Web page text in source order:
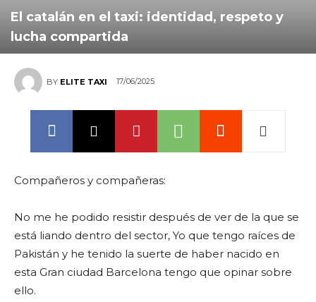
El catalán en el taxi: identidad, respeto y
lucha compartida
BY ELITE TAXI 17/06/2025
Compañeros y compañeras:
No me he podido resistir después de ver de la que se
está liando dentro del sector, Yo que tengo raíces de
Pakistán y he tenido la suerte de haber nacido en
esta Gran ciudad Barcelona tengo que opinar sobre
ello.